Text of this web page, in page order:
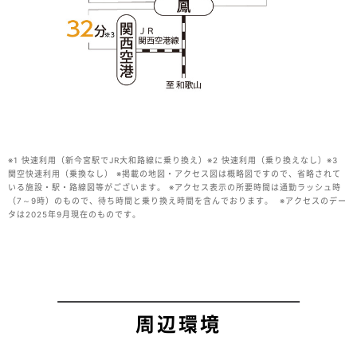
※1 快速利用（新今宮駅でJR大和路線に乗り換え）※2 快速利用（乗り換えなし）※3
関空快速利用（乗換なし） ※掲載の地図・アクセス図は概略図ですので、省略されて
いる施設・駅・路線図等がございます。 ※アクセス表示の所要時間は通勤ラッシュ時
（7～9時）のもので、待ち時間と乗り換え時間を含んでおります。 ※アクセスのデー
タは2025年9月現在のものです。
周辺環境